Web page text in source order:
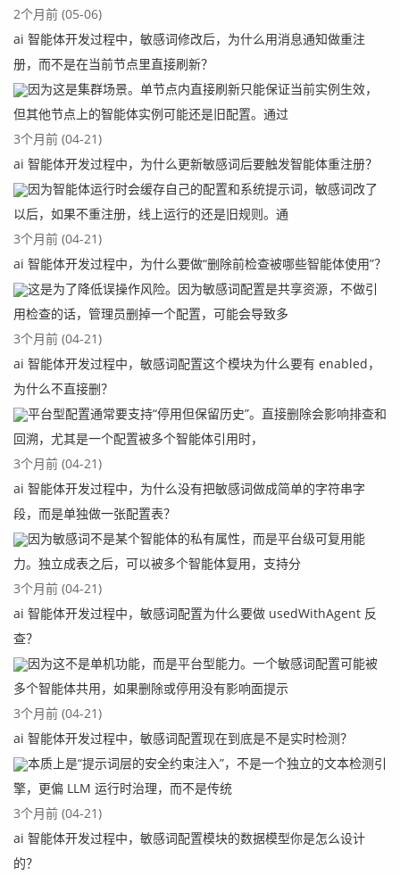
2个月前 (05-06)
ai 智能体开发过程中，敏感词修改后，为什么用消息通知做重注
册，而不是在当前节点里直接刷新？
因为这是集群场景。单节点内直接刷新只能保证当前实例生效，
但其他节点上的智能体实例可能还是旧配置。通过
3个月前 (04-21)
ai 智能体开发过程中，为什么更新敏感词后要触发智能体重注册？
因为智能体运行时会缓存自己的配置和系统提示词，敏感词改了
以后，如果不重注册，线上运行的还是旧规则。通
3个月前 (04-21)
ai 智能体开发过程中，为什么要做“删除前检查被哪些智能体使用”？
这是为了降低误操作风险。因为敏感词配置是共享资源，不做引
用检查的话，管理员删掉一个配置，可能会导致多
3个月前 (04-21)
ai 智能体开发过程中，敏感词配置这个模块为什么要有 enabled，
为什么不直接删？
平台型配置通常要支持“停用但保留历史”。直接删除会影响排查和
回溯，尤其是一个配置被多个智能体引用时，
3个月前 (04-21)
ai 智能体开发过程中，为什么没有把敏感词做成简单的字符串字
段，而是单独做一张配置表？
因为敏感词不是某个智能体的私有属性，而是平台级可复用能
力。独立成表之后，可以被多个智能体复用，支持分
3个月前 (04-21)
ai 智能体开发过程中，敏感词配置为什么要做 usedWithAgent 反
查？
因为这不是单机功能，而是平台型能力。一个敏感词配置可能被
多个智能体共用，如果删除或停用没有影响面提示
3个月前 (04-21)
ai 智能体开发过程中，敏感词配置现在到底是不是实时检测？
本质上是“提示词层的安全约束注入”，不是一个独立的文本检测引
擎，更偏 LLM 运行时治理，而不是传统
3个月前 (04-21)
ai 智能体开发过程中，敏感词配置模块的数据模型你是怎么设计
的？